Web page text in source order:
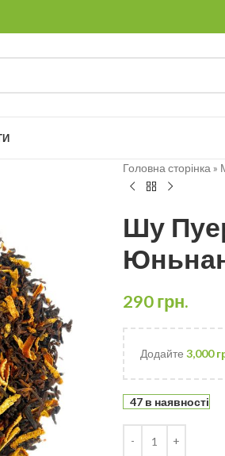
Головна сторінка »
Шу
290грн.
Додайте 3,000
47 в наявності